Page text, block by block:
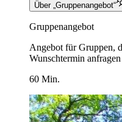
Über „Gruppenangebot“
Gruppenangebot
Angebot für Gruppen,
Wunschtermin
60 Min.